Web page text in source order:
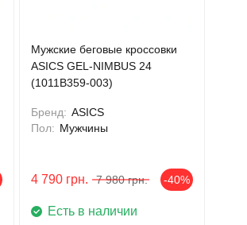
Мужские беговые кроссовки
ASICS GEL-NIMBUS 24
(1011B359-003)
Бренд: ASICS
Пол: Мужчины
4 790 грн. 7 980 грн. -40%
Есть в наличии